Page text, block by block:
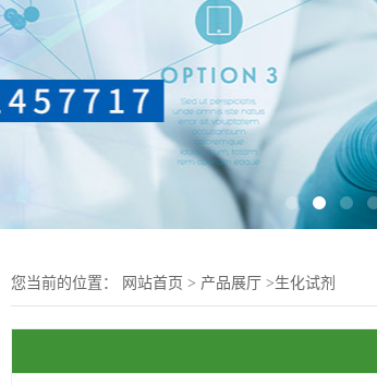
您当前的位置： 网站首页 > 产品展厅 >生化试剂